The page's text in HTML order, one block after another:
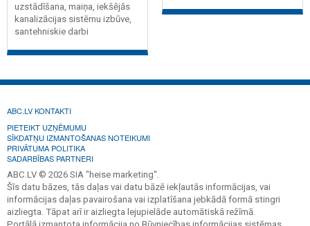
uzstādīšana, maiņa, iekšējās
kanalizācijas sistēmu izbūve,
santehniskie darbi
ABC.LV KONTAKTI
PIETEIKT UZŅĒMUMU
SĪKDATŅU IZMANTOŠANAS NOTEIKUMI
PRIVĀTUMA POLITIKA
SADARBĪBAS PARTNERI
ABC.LV © 2026 SIA "heise marketing".
Šīs datu bāzes, tās daļas vai datu bāzē iekļautās informācijas, vai
informācijas daļas pavairošana vai izplatīšana jebkādā formā stingri
aizliegta. Tāpat arī ir aizliegta lejupielāde automātiskā režīmā.